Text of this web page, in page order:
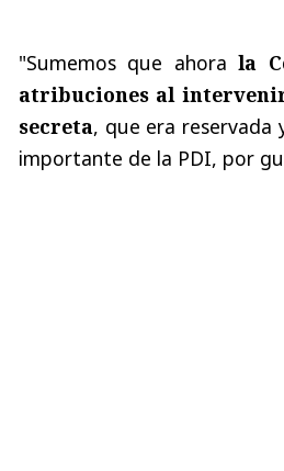
"Sumemos que ahorala
atribuciones al
secreta, que era reservada
importante de la PDI, por